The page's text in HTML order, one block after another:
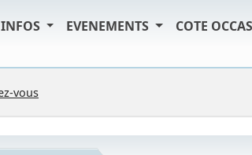
EVENEMENTS COTE
vous